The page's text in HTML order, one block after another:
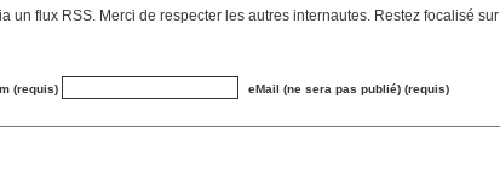
un flux RSS. Merci de respecter les autres internautes. Restez focalisé sur
(requis) eMail (ne sera pas publié) (requis)